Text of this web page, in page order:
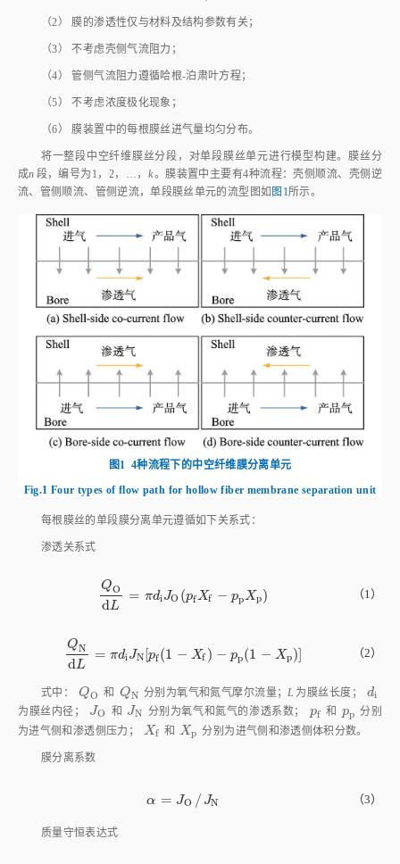
（2） 膜的渗透性仅与材料及结构参数有关；
（3） 不考虑壳侧气流阻力；
（4） 管侧气流阻力遵循哈根‑泊肃叶方程；
（5） 不考虑浓度极化现象；
（6） 膜装置中的每根膜丝进气量均匀分布。
将一整段中空纤维膜丝分段，对单段膜丝单元进行模型构建。膜丝分
成n 段，编号为1，2，…， k。膜装置中主要有4种流程：壳侧顺流、壳侧逆
流、管侧顺流、管侧逆流，单段膜丝单元的流型图如 图1所示。
图1
4种流程下的中空纤维膜分离单元
Fig.1 Four types of flow path for hollow fiber membrane separation unit
每根膜丝的单段膜分离单元遵循如下关系式：
渗透关系式
QO
dL
= πdiJO (pf Xf − pp Xp)
QO dL =πdiJO(pfX -p pXp) （1）
QN
d L
= πdiJN [pf (1 − Xf ) − pp(1 − Xp)]
QN dL=πd iJN[p f(1-Xf )-p p(1-Xp) ] （2）
式中： QO
QO 和 QN
QN 分别为氧气和氮气摩尔流量； L 为膜丝长度； di
di
为膜丝内径； JO
JO 和 JN
JN 分别为氧气和氮气的渗透系数； pf
pf 和 pp
pp 分别
为进气侧和渗透侧压力；
Xf
Xf 和 Xp
Xp 分别为进气侧和渗透侧体积分数。
膜分离系数
α = JO / JN
α= JO/ JN （3）
质量守恒表达式